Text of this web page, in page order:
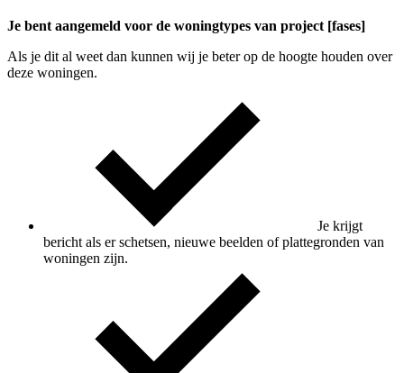
Je bent aangemeld voor de woningtypes van project [fases]
Als je dit al weet dan kunnen wij je beter op de hoogte houden over
deze woningen.
Je krijgt
bericht als er schetsen, nieuwe beelden of plattegronden van
woningen zijn.